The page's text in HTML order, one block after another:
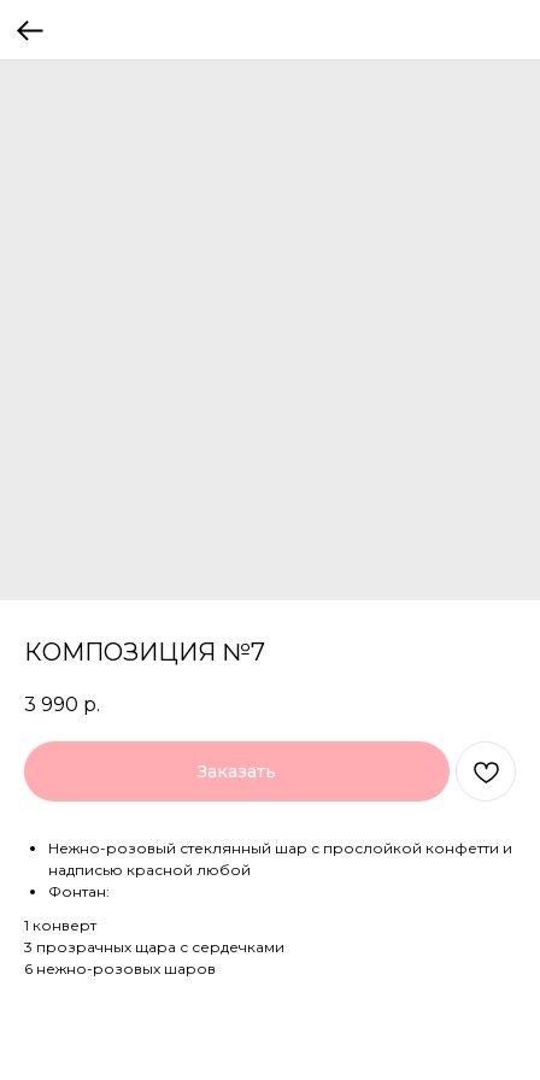
КОМПОЗИЦИЯ №7
3 990 р.
Заказать
Нежно-розовый стеклянный шар с прослойкой конфетти и
надписью красной любой
Фонтан:
1 конверт
3 прозрачных щара с сердечками
6 нежно-розовых шаров